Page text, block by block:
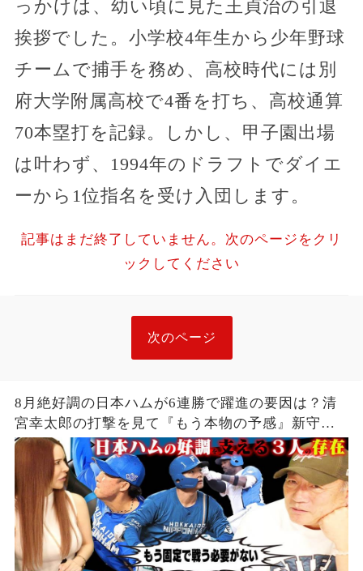
っかけは、幼い頃に見た王貞治の引退
挨拶でした。小学校4年生から少年野球
チームで捕手を務め、高校時代には別
府大学附属高校で4番を打ち、高校通算
70本塁打を記録。しかし、甲子園出場
は叶わず、1994年のドラフトでダイエ
ーから1位指名を受け入団します。
記事はまだ終了していません。次のページをクリ
ックしてください
次のページ
8月絶好調の日本ハムが6連勝で躍進の要因は？清
宮幸太郎の打撃を見て『もう本物の予感』新守護
神柳川投手の評価は？日本ハムに迫る！